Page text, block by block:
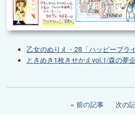
乙女のぬりえ・28「ハッピーブラ
ときめき1枚きせかえvol.1/森の夢
前の記事 次の